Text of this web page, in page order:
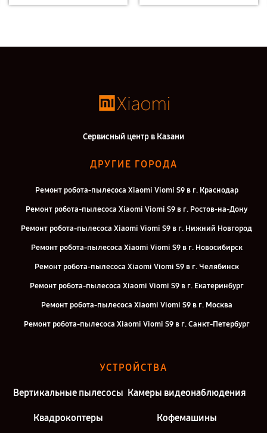
Сервисный центр в Казани
ДРУГИЕ ГОРОДА
Ремонт робота-пылесоса Xiaomi Viomi S9 в г. Краснодар
Ремонт робота-пылесоса Xiaomi Viomi S9 в г. Ростов-на-Дону
Ремонт робота-пылесоса Xiaomi Viomi S9 в г. Нижний Новгород
Ремонт робота-пылесоса Xiaomi Viomi S9 в г. Новосибирск
Ремонт робота-пылесоса Xiaomi Viomi S9 в г. Челябинск
Ремонт робота-пылесоса Xiaomi Viomi S9 в г. Екатеринбург
Ремонт робота-пылесоса Xiaomi Viomi S9 в г. Москва
Ремонт робота-пылесоса Xiaomi Viomi S9 в г. Санкт-Петербург
УСТРОЙСТВА
Вертикальные пылесосы Камеры видеонаблюдения
Квадрокоптеры Кофемашины